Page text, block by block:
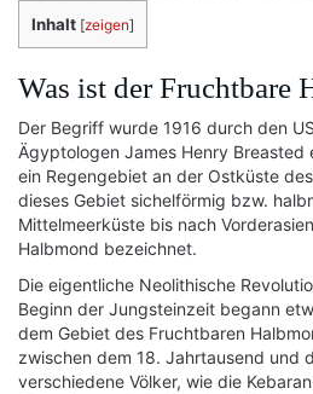
Inhalt [zeigen]
Was ist der Fruchtbare
Der Begriff wurde 1916 durch den
Ägyptologen James Henry
ein Regengebiet an der Ostküste
dieses Gebiet sichelförmig bzw.
Mittelmeerküste bis nach
Halbmond bezeichnet.
Die eigentliche Neolithische
Beginn der Jungsteinzeit begann
dem Gebiet des Fruchtbaren
zwischen dem 18. Jahrtausend und
verschiedene Völker, wie die